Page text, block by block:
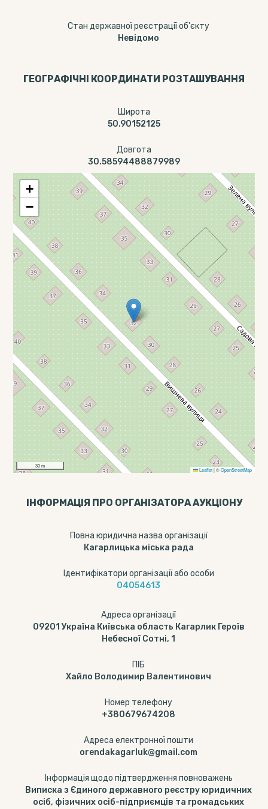
Стан державної реєстрації об'єкту
Невідомо
ГЕОГРАФІЧНІ КООРДИНАТИ РОЗТАШУВАННЯ
Широта
50.90152125
Довгота
30.58594488879989
+
−
30 m
Leaflet |©OpenStreetMap
ІНФОРМАЦІЯ ПРО ОРГАНІЗАТОРА АУКЦІОНУ
Повна юридична назва організації
Кагарлицька міська рада
Ідентифікатори організації або особи
04054613
Адреса організації
09201 Україна Київська область Кагарлик Героїв
Небесної Сотні, 1
ПІБ
Хайло Володимир Валентинович
Номер телефону
+380679674208
Адреса електронної пошти
orendakagarluk@gmail.com
Інформація щодо підтвердження повноважень
Виписка з Єдиного державного реєстру юридичних
осіб, фізичних осіб-підприємців та громадських